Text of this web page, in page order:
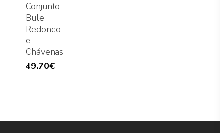
Conjunto
Bule
Redondo
e
Chávenas
49.70€